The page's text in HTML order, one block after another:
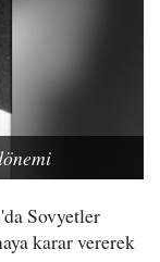
Sovyetler
karar vererek